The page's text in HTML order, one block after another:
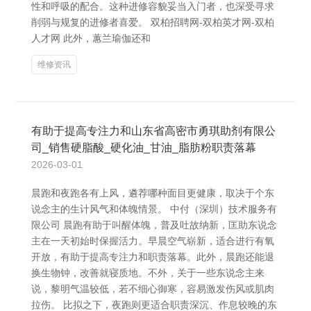
性和呼吸的配合。这种进修容貌妥当入门者，也深受寻求
削弱与规复的进修者喜爱。 双柏招聘网-双柏英才网-双柏
人才网 此外，蕙兰瑜伽还和
维修资讯
有助于提高专注力和山东省高密市勇琪助剂有限公
司_销售硬脂酸_硬化油_甘油_脂肪粉职责落幕
2026-03-01
晨跑和夜跑各有上风，遴荐哪种面目更健康，取决于个东
说念主的生计风气和体魄情景。 中付（深圳）技术服务有
限公司 晨跑有助于叫醒体魄，普及吐故纳新，匡助东说念
主在一天初始时保握活力。早晨空气崭新，适合进行有氧
开放，有助于提高专注力和职责落幕。此外，晨跑还能退
换生物钟，改善就寝质地。不外，关于一些东说念主来
说，黎明气温较低，若不细心御寒，容易激发伤风或肌肉
拉伤。 比拟之下，夜跑则更适合职责深沉、作息较晚的东